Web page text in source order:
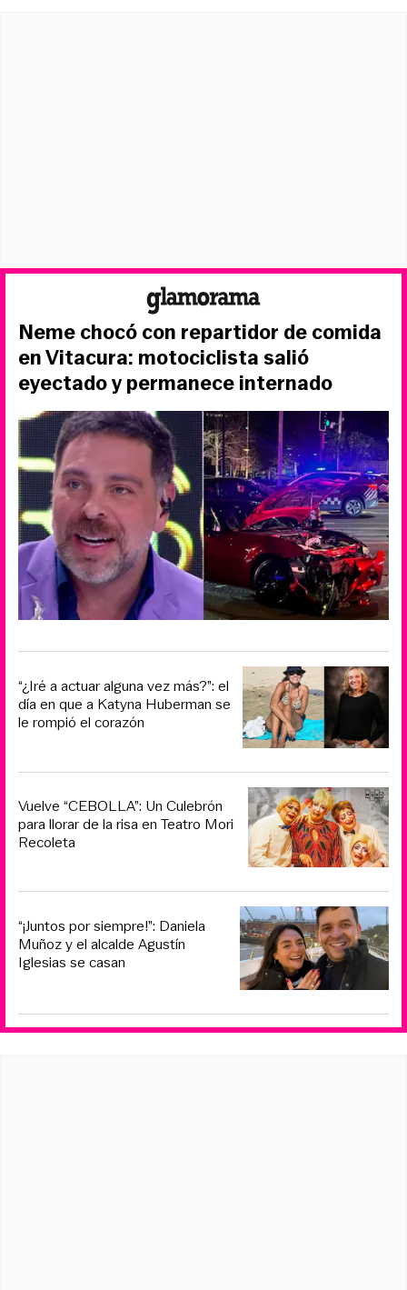
Neme chocó con repartidor de comida
en Vitacura: motociclista salió
eyectado y permanece internado
“¿Iré a actuar alguna vez más?”: el
día en que a Katyna Huberman se
le rompió el corazón
Vuelve “CEBOLLA”: Un Culebrón
para llorar de la risa en Teatro Mori
Recoleta
“¡Juntos por siempre!”: Daniela
Muñoz y el alcalde Agustín
Iglesias se casan